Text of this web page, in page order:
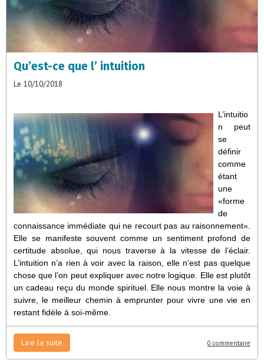
Qu’est-ce que l’ intuition
Le 10/10/2018
L’intuitio
n peut
se
définir
comme
étant
une
«forme
de
connaissance immédiate qui ne recourt pas au raisonnement».
Elle se manifeste souvent comme un sentiment profond de
certitude absolue, qui nous traverse à la vitesse de l’éclair.
L’intuition n’a rien à voir avec la raison, elle n’est pas quelque
chose que l’on peut expliquer avec notre logique. Elle est plutôt
un cadeau reçu du monde spirituel. Elle nous montre la voie à
suivre, le meilleur chemin à emprunter pour vivre une vie en
restant fidèle à soi-même.
Lire la suite 0 commentaire